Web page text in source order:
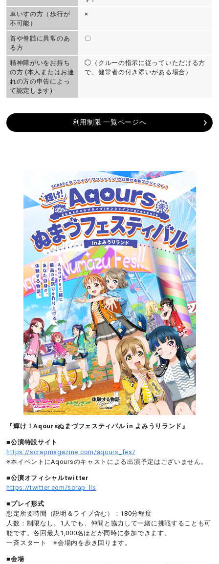
車いすの方（歩行が
不可能）
×
首や脊髄に異常のあ
る方
〇
精神障がいをお持ち
の方 (本人またはお連
れの方の申告によっ
て認定します)
◯（クルーの指示に従っていただける方
で、健常者の付き添いがある場合）
利用制限 一覧ページへ
『輝け！Aqoursぬまづフェスティバル in よみうりランド』
■公演特設サイト
https://scrapmagazine.com/aqours_fes/
※本イベントにAqoursのキャストによる出演予定はございません。
■公演オフィシャルtwitter
https://twitter.com/scrap_lls
■プレイ形式
想定所要時間（説明＆ライブ含む）：180分程度
人数：制限なし。1人でも、仲間と協力して一緒に挑戦することも可
能です。各回最大1,000名ほどが同時に参加できます。
一斉スタート ※会場内を歩き回ります。
■会場